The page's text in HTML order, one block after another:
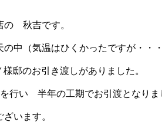
の 秋吉です。
中（気温はひくかったですが・・・
邸のお引き渡しがありました。
行い 半年の工期でお引渡となりま
います。